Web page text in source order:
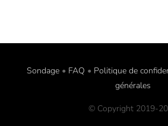
Sondage• FAQ • Politique de
générales
© Copyright 2019-